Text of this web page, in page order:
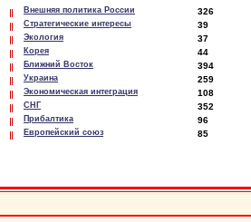
Внешняя политика России 326
Стратегические интересы 39
Экология 37
Корея 44
Ближний Восток 394
Украина 259
Экономическая интеграция 108
СНГ 352
Прибалтика 96
Европейский союз 85